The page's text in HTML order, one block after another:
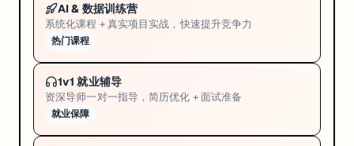
AI & 数据训练营
系统化课程 + 真实项目实战，快速提升竞争力
热门课程
1v1 就业辅导
资深导师一对一指导，简历优化 + 面试准备
就业保障